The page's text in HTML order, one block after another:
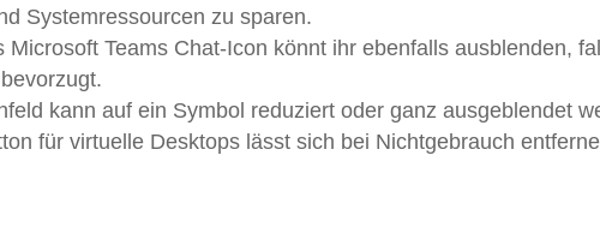
Systemressourcen zu sparen.
Microsoft Teams Chat-Icon könnt ihr ebenfalls ausblenden,
kann auf ein Symbol reduziert oder ganz ausgeblendet
für virtuelle Desktops lässt sich bei Nichtgebrauch